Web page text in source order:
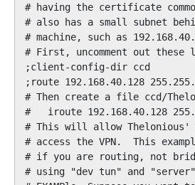
# having the certificate
# also has a small subnet
# machine, such as
# First, uncomment out these
;client-config-dir ccd
;route 192.168.40.128
# Then create a file ccd/
#   iroute 192.168.40.128
# This will allow Thelonious'
# access the VPN.  This
# if you are routing, not
# using "dev tun" and